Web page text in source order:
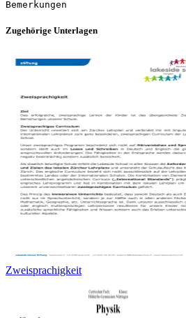
Zugehörige Unterlagen
Zweisprachigkeit